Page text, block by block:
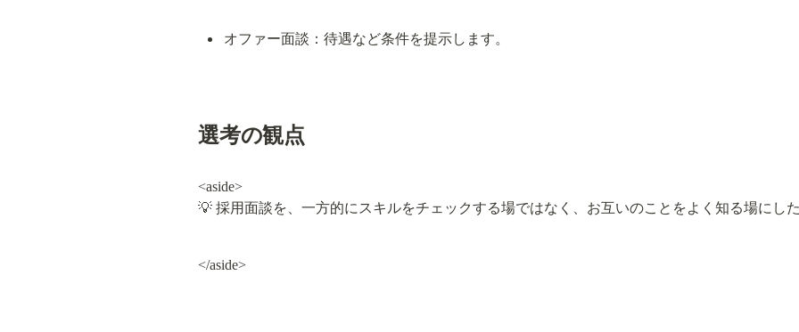
オファー面談：待遇など条件を提示します。
選考の観点
<aside>
💡 採用面談を、一方的にスキルをチェックする場ではなく、お互いのことをよく知る場にし
</aside>